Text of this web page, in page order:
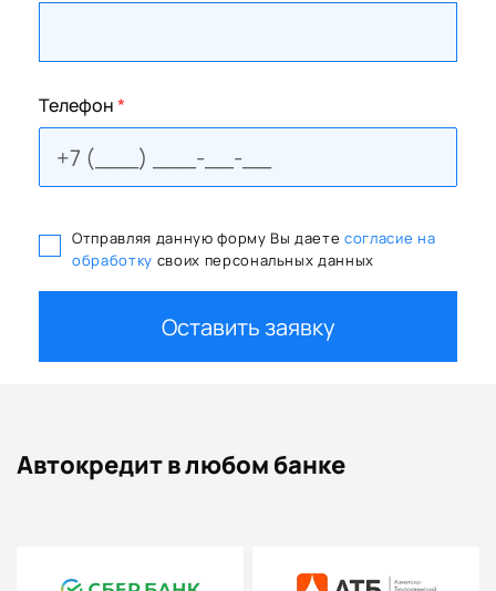
Телефон*
Отправляя данную форму Вы даете согласие на
обработку своих персональных данных
Оставить заявку
Автокредит в любом банке